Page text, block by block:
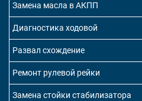
Замена масла в АКПП
Диагностика ходовой
Развал схождение
Ремонт рулевой рейки
Замена стойки стабилизатора